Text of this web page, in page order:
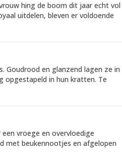
hing de boom dit jaar echt vol
uitdelen, bleven er voldoende
Goudrood en glanzend lagen ze in
opgestapeld in hun kratten. Te
vroege en overvloedige
met beukennootjes en afgelopen